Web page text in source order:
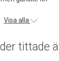
Visa alla
tittade